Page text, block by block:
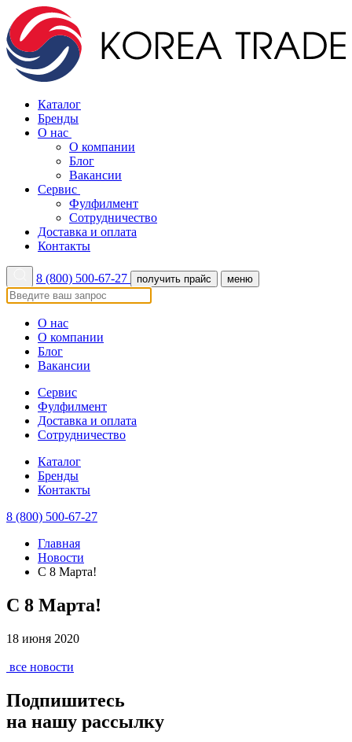
Каталог
Бренды
О нас
О компании
Блог
Вакансии
Сервис
Фулфилмент
Сотрудничество
Доставка и оплата
Контакты
8 (800) 500-67-27 получить прайс меню
О нас
О компании
Блог
Вакансии
Сервис
Фулфилмент
Доставка и оплата
Сотрудничество
Каталог
Бренды
Контакты
8 (800) 500-67-27
Главная
Новости
C 8 Марта!
C 8 Марта!
18 июня 2020
все новости
Подпишитесь
на нашу рассылку